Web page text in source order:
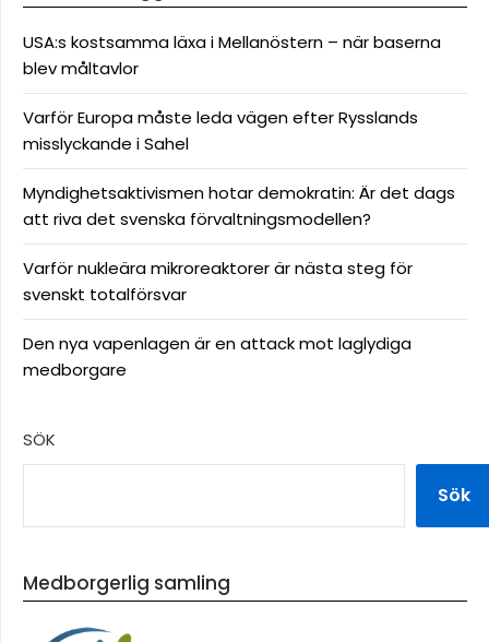
USA:s kostsamma läxa i Mellanöstern – när baserna
blev måltavlor
Varför Europa måste leda vägen efter Rysslands
misslyckande i Sahel
Myndighetsaktivismen hotar demokratin: Är det dags
att riva det svenska förvaltningsmodellen?
Varför nukleära mikroreaktorer är nästa steg för
svenskt totalförsvar
Den nya vapenlagen är en attack mot laglydiga
medborgare
SÖK
Sök
Medborgerlig samling